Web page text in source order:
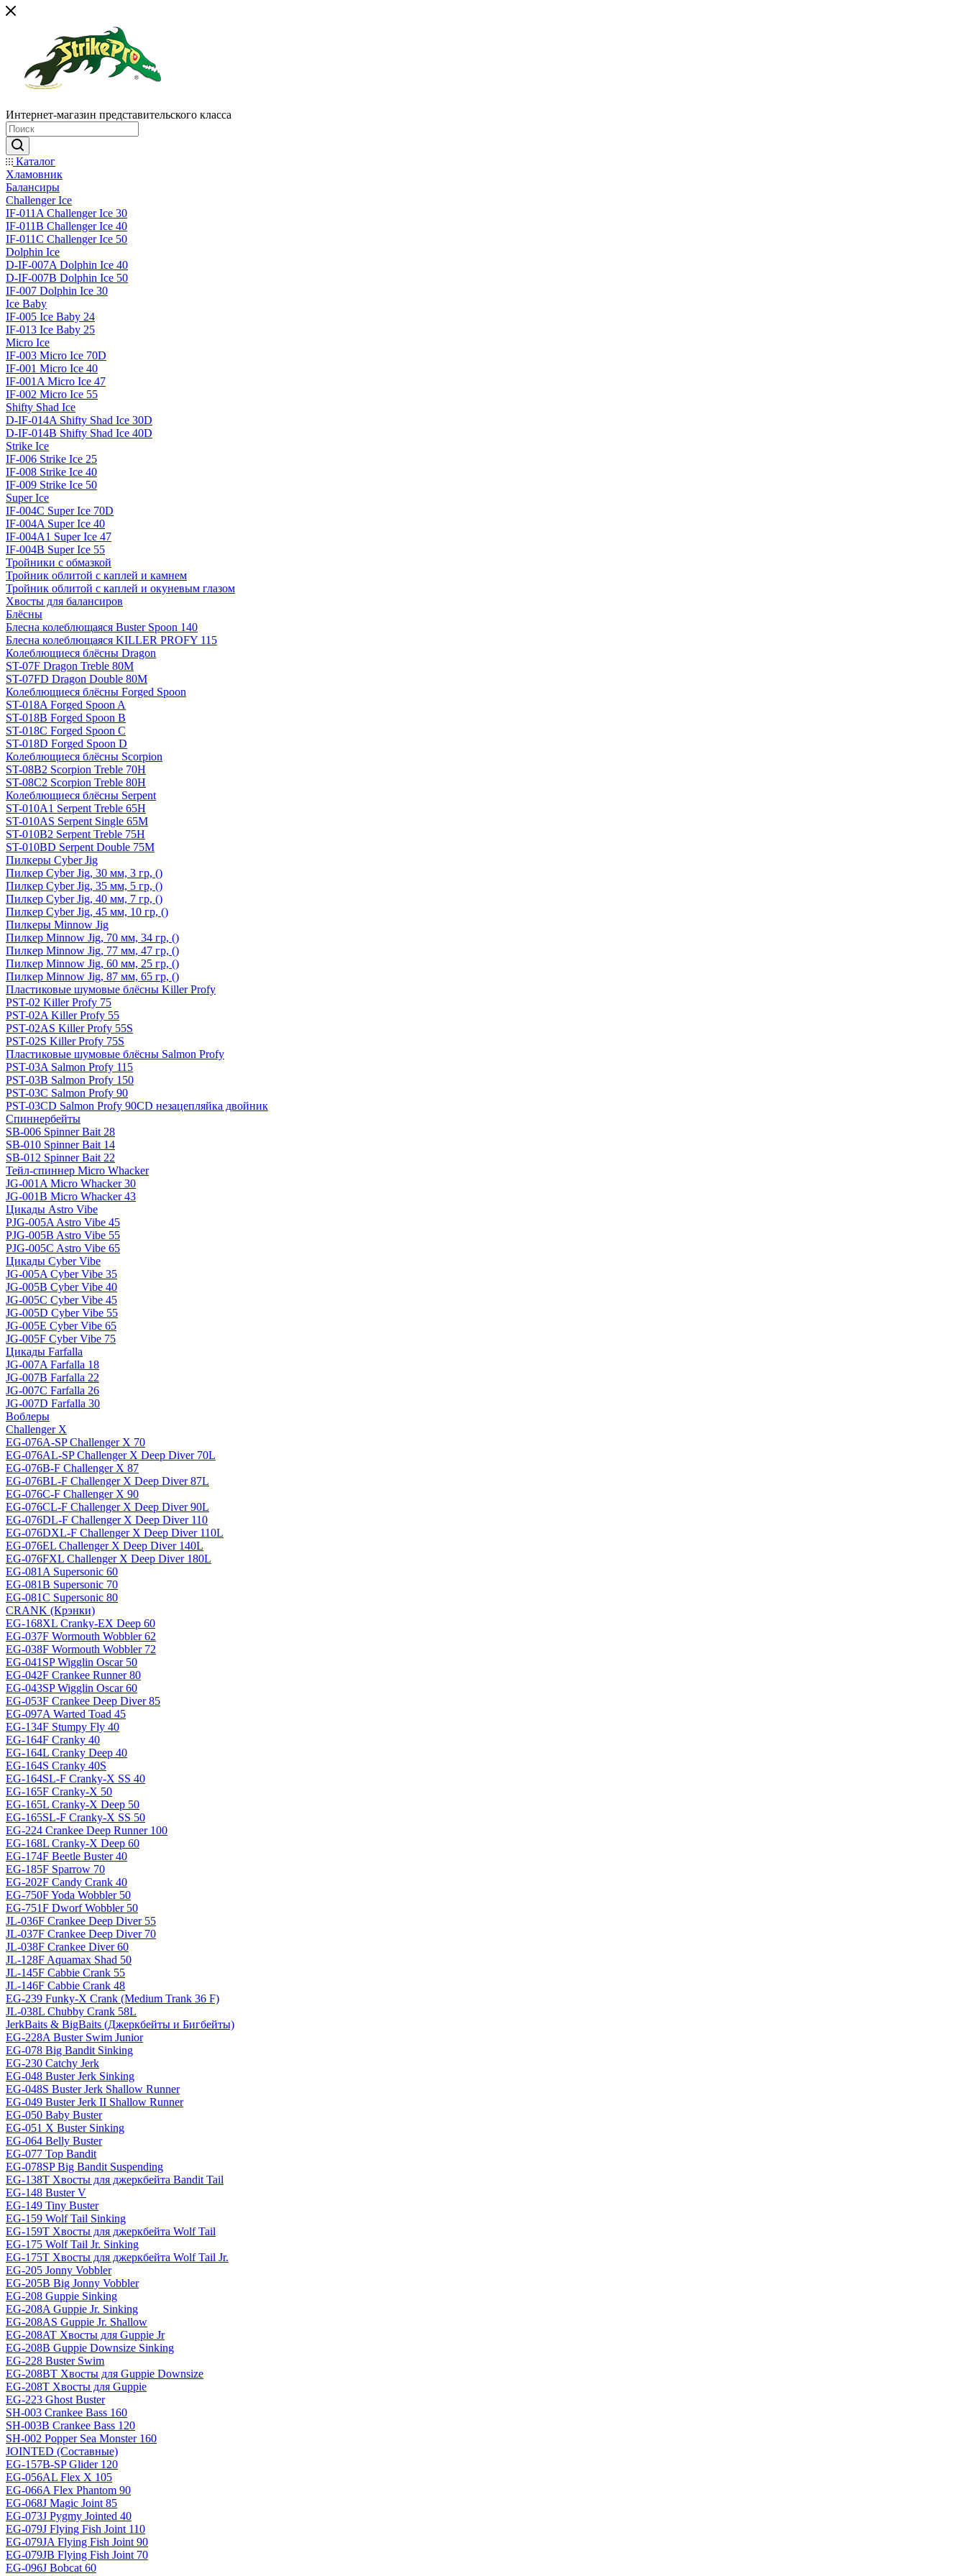
Интернет-магазин представительского класса
Каталог
Хламовник
Балансиры
Challenger Ice
IF-011A Challenger Ice 30
IF-011B Challenger Ice 40
IF-011C Challenger Ice 50
Dolphin Ice
D-IF-007A Dolphin Ice 40
D-IF-007B Dolphin Ice 50
IF-007 Dolphin Ice 30
Ice Baby
IF-005 Ice Baby 24
IF-013 Ice Baby 25
Micro Ice
IF-003 Micro Ice 70D
IF-001 Micro Ice 40
IF-001A Micro Ice 47
IF-002 Micro Ice 55
Shifty Shad Ice
D-IF-014A Shifty Shad Ice 30D
D-IF-014B Shifty Shad Ice 40D
Strike Ice
IF-006 Strike Ice 25
IF-008 Strike Ice 40
IF-009 Strike Ice 50
Super Ice
IF-004C Super Ice 70D
IF-004A Super Ice 40
IF-004A1 Super Ice 47
IF-004B Super Ice 55
Тройники с обмазкой
Тройник облитой с каплей и камнем
Тройник облитой с каплей и окуневым глазом
Хвосты для балансиров
Блёсны
Блесна колеблющаяся Buster Spoon 140
Блесна колеблющаяся KILLER PROFY 115
Колеблющиеся блёсны Dragon
ST-07F Dragon Treble 80M
ST-07FD Dragon Double 80M
Колеблющиеся блёсны Forged Spoon
ST-018A Forged Spoon A
ST-018B Forged Spoon B
ST-018C Forged Spoon C
ST-018D Forged Spoon D
Колеблющиеся блёсны Scorpion
ST-08B2 Scorpion Treble 70H
ST-08C2 Scorpion Treble 80H
Колеблющиеся блёсны Serpent
ST-010A1 Serpent Treble 65H
ST-010AS Serpent Single 65M
ST-010B2 Serpent Treble 75H
ST-010BD Serpent Double 75M
Пилкеры Cyber Jig
Пилкер Cyber Jig, 30 мм, 3 гр, ()
Пилкер Cyber Jig, 35 мм, 5 гр, ()
Пилкер Cyber Jig, 40 мм, 7 гр, ()
Пилкер Cyber Jig, 45 мм, 10 гр, ()
Пилкеры Minnow Jig
Пилкер Minnow Jig, 70 мм, 34 гр, ()
Пилкер Minnow Jig, 77 мм, 47 гр, ()
Пилкер Minnow Jig, 60 мм, 25 гр, ()
Пилкер Minnow Jig, 87 мм, 65 гр, ()
Пластиковые шумовые блёсны Killer Profy
PST-02 Killer Profy 75
PST-02A Killer Profy 55
PST-02AS Killer Profy 55S
PST-02S Killer Profy 75S
Пластиковые шумовые блёсны Salmon Profy
PST-03A Salmon Profy 115
PST-03B Salmon Profy 150
PST-03C Salmon Profy 90
PST-03CD Salmon Profy 90CD незацепляйка двойник
Спиннербейты
SB-006 Spinner Bait 28
SB-010 Spinner Bait 14
SB-012 Spinner Bait 22
Тейл-спиннер Micro Whacker
JG-001A Micro Whacker 30
JG-001B Micro Whacker 43
Цикады Astro Vibe
PJG-005A Astro Vibe 45
PJG-005B Astro Vibe 55
PJG-005C Astro Vibe 65
Цикады Cyber Vibe
JG-005A Cyber Vibe 35
JG-005B Cyber Vibe 40
JG-005C Cyber Vibe 45
JG-005D Cyber Vibe 55
JG-005E Cyber Vibe 65
JG-005F Cyber Vibe 75
Цикады Farfalla
JG-007A Farfalla 18
JG-007B Farfalla 22
JG-007C Farfalla 26
JG-007D Farfalla 30
Воблеры
Challenger X
EG-076A-SP Challenger X 70
EG-076AL-SP Challenger X Deep Diver 70L
EG-076B-F Challenger X 87
EG-076BL-F Challenger X Deep Diver 87L
EG-076C-F Challenger X 90
EG-076CL-F Challenger X Deep Diver 90L
EG-076DL-F Challenger X Deep Diver 110
EG-076DXL-F Challenger X Deep Diver 110L
EG-076EL Challenger X Deep Diver 140L
EG-076FXL Challenger X Deep Diver 180L
EG-081A Supersonic 60
EG-081B Supersonic 70
EG-081C Supersonic 80
CRANK (Крэнки)
EG-168XL Cranky-EX Deep 60
EG-037F Wormouth Wobbler 62
EG-038F Wormouth Wobbler 72
EG-041SP Wigglin Oscar 50
EG-042F Crankee Runner 80
EG-043SP Wigglin Oscar 60
EG-053F Crankee Deep Diver 85
EG-097A Warted Toad 45
EG-134F Stumpy Fly 40
EG-164F Cranky 40
EG-164L Cranky Deep 40
EG-164S Cranky 40S
EG-164SL-F Cranky-X SS 40
EG-165F Cranky-X 50
EG-165L Cranky-X Deep 50
EG-165SL-F Cranky-X SS 50
EG-224 Crankee Deep Runner 100
EG-168L Cranky-X Deep 60
EG-174F Beetle Buster 40
EG-185F Sparrow 70
EG-202F Candy Crank 40
EG-750F Yoda Wobbler 50
EG-751F Dworf Wobbler 50
JL-036F Crankee Deep Diver 55
JL-037F Crankee Deep Diver 70
JL-038F Crankee Diver 60
JL-128F Aquamax Shad 50
JL-145F Cabbie Crank 55
JL-146F Cabbie Crank 48
EG-239 Funky-X Crank (Medium Trank 36 F)
JL-038L Chubby Crank 58L
JerkBaits & BigBaits (Джеркбейты и Бигбейты)
EG-228A Buster Swim Junior
EG-078 Big Bandit Sinking
EG-230 Catchy Jerk
EG-048 Buster Jerk Sinking
EG-048S Buster Jerk Shallow Runner
EG-049 Buster Jerk II Shallow Runner
EG-050 Baby Buster
EG-051 X Buster Sinking
EG-064 Belly Buster
EG-077 Top Bandit
EG-078SP Big Bandit Suspending
EG-138T Хвосты для джеркбейта Bandit Tail
EG-148 Buster V
EG-149 Tiny Buster
EG-159 Wolf Tail Sinking
EG-159T Хвосты для джеркбейта Wolf Tail
EG-175 Wolf Tail Jr. Sinking
EG-175T Хвосты для джеркбейта Wolf Tail Jr.
EG-205 Jonny Vobbler
EG-205B Big Jonny Vobbler
EG-208 Guppie Sinking
EG-208A Guppie Jr. Sinking
EG-208AS Guppie Jr. Shallow
EG-208AT Хвосты для Guppie Jr
EG-208B Guppie Downsize Sinking
EG-228 Buster Swim
EG-208BT Хвосты для Guppie Downsize
EG-208T Хвосты для Guppie
EG-223 Ghost Buster
SH-003 Crankee Bass 160
SH-003B Crankee Bass 120
SH-002 Popper Sea Monster 160
JOINTED (Составные)
EG-157B-SP Glider 120
EG-056AL Flex X 105
EG-066A Flex Phantom 90
EG-068J Magic Joint 85
EG-073J Pygmy Jointed 40
EG-079J Flying Fish Joint 110
EG-079JA Flying Fish Joint 90
EG-079JB Flying Fish Joint 70
EG-096J Bobcat 60